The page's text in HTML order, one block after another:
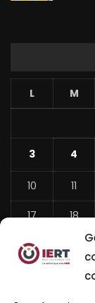
L M
3 4
10 11
17 18
24